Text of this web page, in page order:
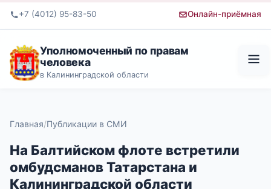
+7 (4012) 95-83-50 Онлайн-приёмная
Уполномоченный по правам
человека
в Калининградской области
Главная Публикации в СМИ
На Балтийском флоте встретили
омбудсманов Татарстана и
Калининградской области